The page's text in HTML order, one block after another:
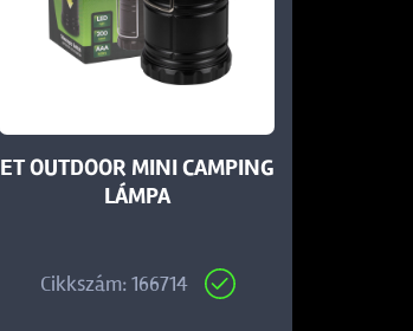
ET OUTDOOR MINI CAMPING
LÁMPA
Cikkszám: 166714